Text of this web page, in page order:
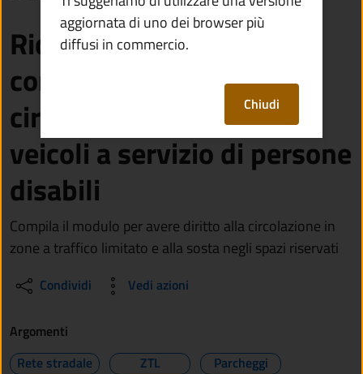
Richiesta di rilascio del
contrassegno di
circolazione e sosta per i
veicoli a servizio di persone
disabili
Compila il modulo per avere diritto alla circolazione in
zone a traffico limitato e alla sosta negli spazi riservati
Condividi Vedi azioni
aggiornata di uno dei browser più
diffusi in commercio.
Chiudi
Argomenti
Rete stradale
ZTL
Parcheggi